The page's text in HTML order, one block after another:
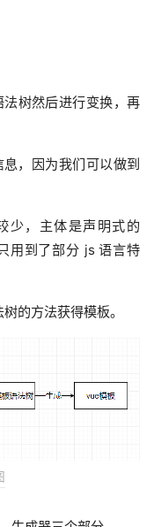
树然后进行变换，再
，因为我们可以做到
少，主体是声明式的
用到了部分 js 语言特
的方法获得模板。